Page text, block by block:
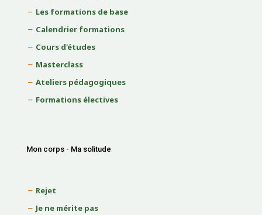
Les formations de base
Calendrier formations
Cours d'études
Masterclass
Ateliers pédagogiques
Formations électives
Mon corps - Ma solitude
Rejet
Je ne mérite pas